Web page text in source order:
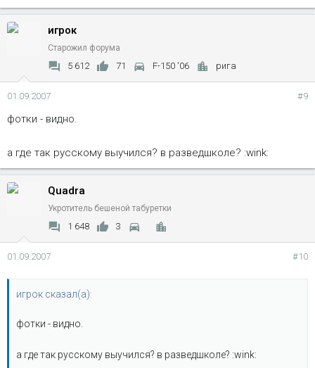
игрок
Старожил форума
5 612 71 F-150 '06 рига
01.09.2007 #9
фотки - видно.
а где так русскому выучился? в разведшколе? :wink:
Quadra
Укротитель бешеной табуретки
1 648 3
01.09.2007 #10
игрок сказал(а):
фотки - видно.
а где так русскому выучился? в разведшколе? :wink: